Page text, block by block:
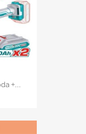
+...